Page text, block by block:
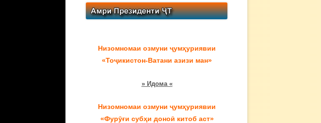
Низомномаи озмуни ҷумҳуриявии
«Тоҷикистон-Ватани азизи ман»
» Идома «
Низомномаи озмуни ҷумҳуриявии
«Фурӯғи субҳи доноӣ китоб аст»